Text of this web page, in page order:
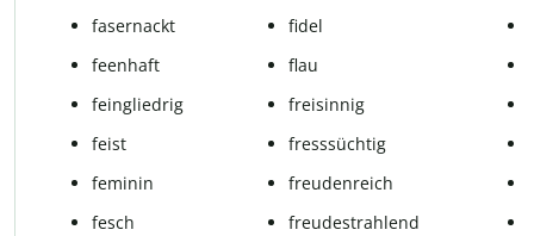
fa­ser­nackt
fe­en­haft
feingliedrig
feist
fe­mi­nin
fesch
fidel
flau
frei­sin­nig
fresssüchtig
freu­den­reich
freudestrahlend